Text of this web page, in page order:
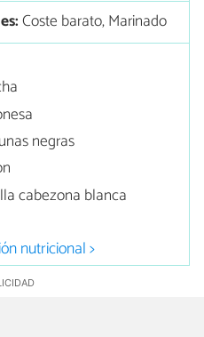
Coste barato, Marinado
negras
cabezona blanca
nutricional >